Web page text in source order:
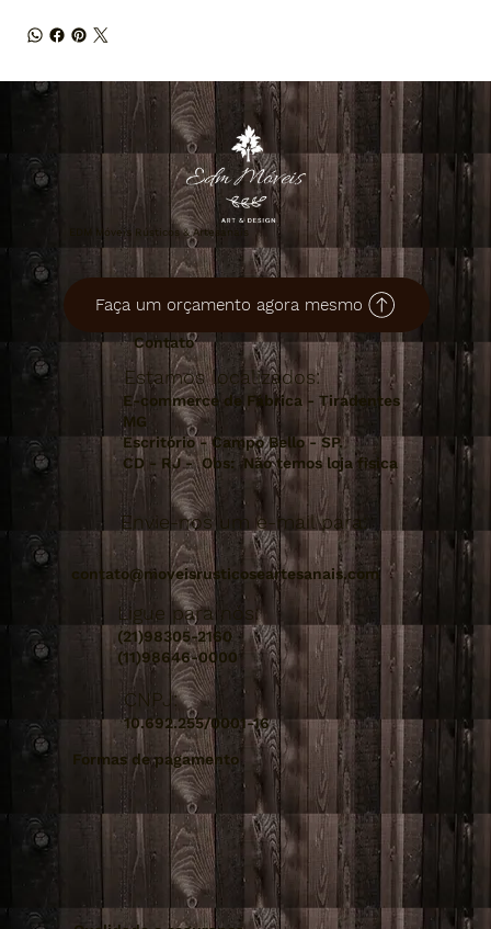
EDM Móveis Rústicos & Artesanais
Faça um orçamento agora mesmo
Contato
Estamos localizados:
E-commerce de Fábrica - Tiradentes
MG
Escritório - Campo Bello - SP.
CD - RJ - Obs: Não temos loja fisica
Envie-nos um e-mail para:
contato@moveisrusticoseartesanais.com
Ligue para nós:
(21)98305-2160
(11)98646-0000
CNPJ:
10.692.255/0001-16
Formas de pagamento